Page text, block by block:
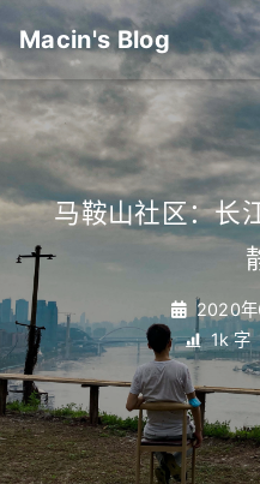
Macin's Blog
马鞍山社区：长
2020年
1k 字